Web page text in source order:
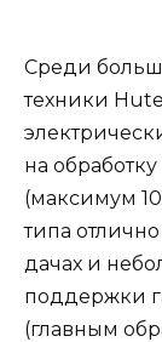
Среди
техники
на
(максимум
типа
дачах и
поддержки
(главным